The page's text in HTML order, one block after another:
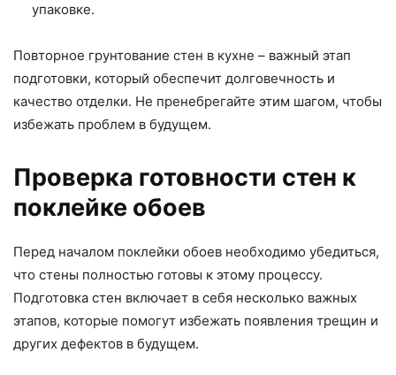
упаковке.
Повторное грунтование стен в кухне – важный этап
подготовки, который обеспечит долговечность и
качество отделки. Не пренебрегайте этим шагом, чтобы
избежать проблем в будущем.
Проверка готовности стен к
поклейке обоев
Перед началом поклейки обоев необходимо убедиться,
что стены полностью готовы к этому процессу.
Подготовка стен включает в себя несколько важных
этапов, которые помогут избежать появления трещин и
других дефектов в будущем.